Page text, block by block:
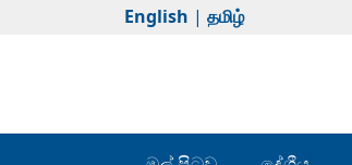
English | தமிழ்